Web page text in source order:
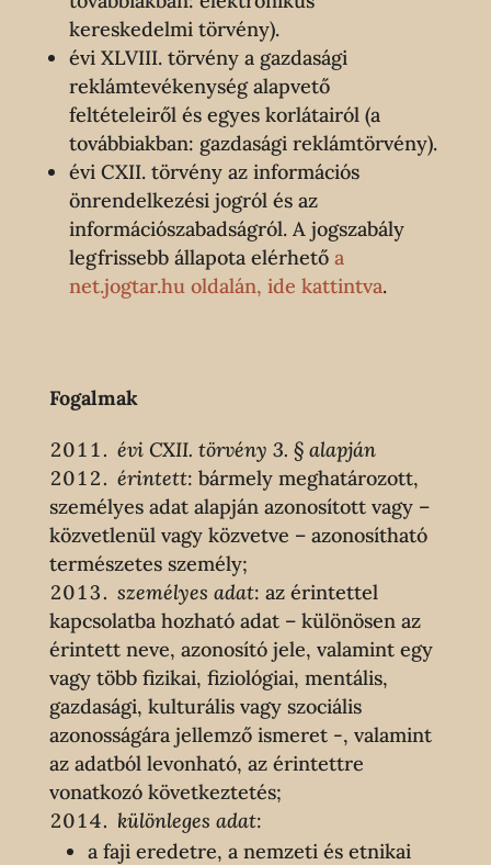
kereskedelmi törvény).
évi XLVIII. törvény a gazdasági
reklámtevékenység alapvető
feltételeiről és egyes korlátairól (a
továbbiakban: gazdasági reklámtörvény).
évi CXII. törvény az információs
önrendelkezési jogról és az
információszabadságról. A jogszabály
legfrissebb állapota elérhető a
net.jogtar.hu oldalán, ide kattintva.
Fogalmak
évi CXII. törvény 3. § alapján
érintett: bármely meghatározott,
személyes adat alapján azonosított vagy –
közvetlenül vagy közvetve – azonosítható
természetes személy;
személyes adat: az érintettel
kapcsolatba hozható adat – különösen az
érintett neve, azonosító jele, valamint egy
vagy több fizikai, fiziológiai, mentális,
gazdasági, kulturális vagy szociális
azonosságára jellemző ismeret -, valamint
az adatból levonható, az érintettre
vonatkozó következtetés;
különleges adat:
a faji eredetre, a nemzeti és etnikai